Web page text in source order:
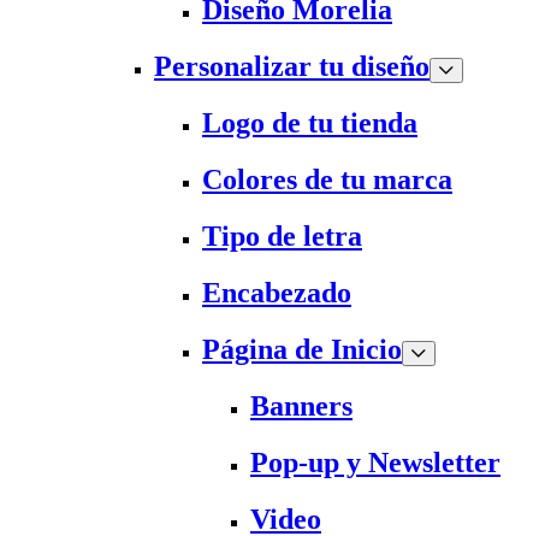
Diseño Morelia
Personalizar tu diseño
Logo de tu tienda
Colores de tu marca
Tipo de letra
Encabezado
Página de Inicio
Banners
Pop-up y Newsletter
Video